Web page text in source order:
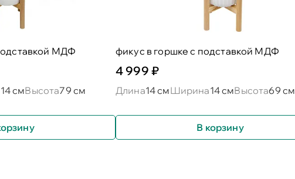
МДФ
14 смВысота79 см
фикус в горшке с подставкой МДФ
4 999 ₽
Длина14 смШирина14 смВысота69 см
В корзину